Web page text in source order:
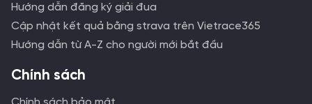
Hướng dẫn đăng ký giải đua
Cập nhật kết quả bằng strava trên Vietrace365
Hướng dẫn từ A-Z cho người mới bắt đầu
Chính sách